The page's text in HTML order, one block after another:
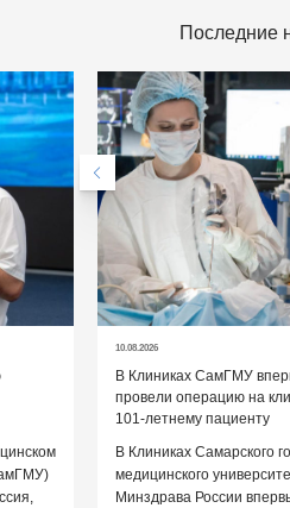
Последние
10.08.2026
В Клиниках СамГМУ
провели операцию на
101-летнему пациенту
В Клиниках Самарского
медицинского
Минздрава России